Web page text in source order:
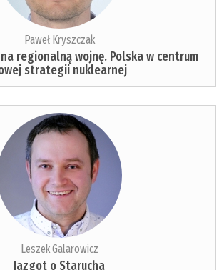
Paweł Kryszczak
na regionalną wojnę. Polska w centrum
strategii nuklearnej
Leszek Galarowicz
Jazgot o Starucha